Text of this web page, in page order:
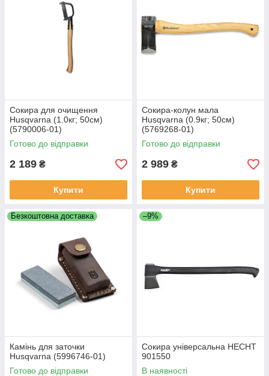
Сокира для очищення
Husqvarna (1.0кг; 50см)
(5790006‑01)
Готово до відправки
2 189 ₴
Купити
Сокира-колун мала
Husqvarna (0.9кг; 50см)
(5769268‑01)
Готово до відправки
2 989 ₴
Купити
Безкоштовна доставка
Камінь для заточки
Husqvarna (5996746‑01)
Готово до відправки
–9%
Сокира універсальна HECHT
901550
В наявності